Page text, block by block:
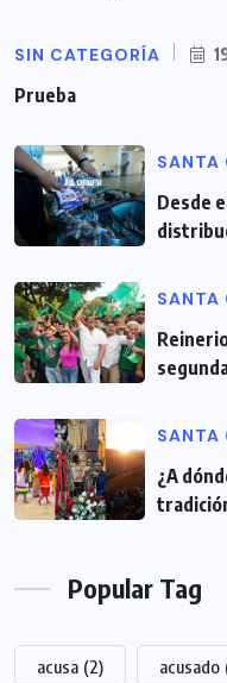
SIN CATEGORÍA
Prueba
SANTA
Desde
SANTA
SANTA
¿A
Popular Tag
acusa (2) acusado